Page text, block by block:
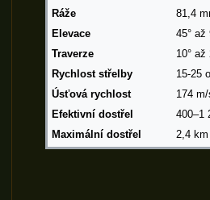
Ráže
81,4
Elevace
45° až
Traverze
10° až
Rychlost střelby
15-25
Úsťová rychlost
174
Efektivní dostřel
400–1
Maximální dostřel
2,4